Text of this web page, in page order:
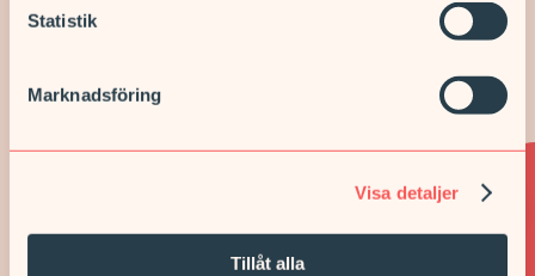
Statistik
Marknadsföring
Visa detaljer
Tillåt alla
Det ska vara enkelt att få råd och
hjälp. Våra barnmorskor hjälper